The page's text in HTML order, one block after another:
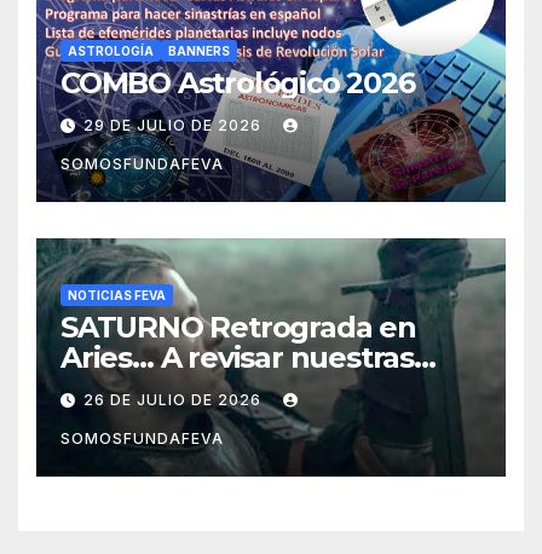
ASTROLOGÍA BANNERS
COMBO Astrológico 2026
29 DE JULIO DE 2026
SOMOSFUNDAFEVA
NOTICIAS FEVA
SATURNO Retrograda en
Aries… A revisar nuestras
acciones pasadas y pensar
mejor las futuras
26 DE JULIO DE 2026
SOMOSFUNDAFEVA